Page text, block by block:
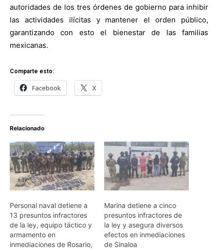
autoridades de los tres órdenes de gobierno para inhibir
las actividades ilícitas y mantener el orden público,
garantizando con esto el bienestar de las familias
mexicanas.
Comparte esto:
Facebook X
Relacionado
Personal naval detiene a
13 presuntos infractores
de la ley, equipo táctico y
armamento en
inmediaciones de Rosario,
Marina detiene a cinco
presuntos infractores de
la ley y asegura diversos
efectos en inmediaciones
de Sinaloa